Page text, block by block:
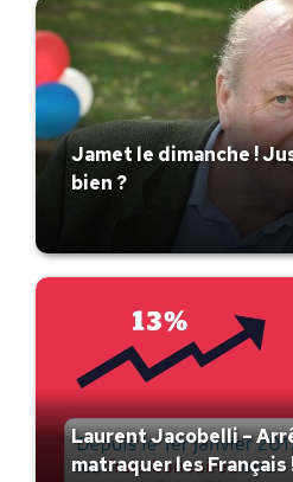
Jamet le dimanche !
bien ?
Laurent Jacobelli –
matraquer les Français